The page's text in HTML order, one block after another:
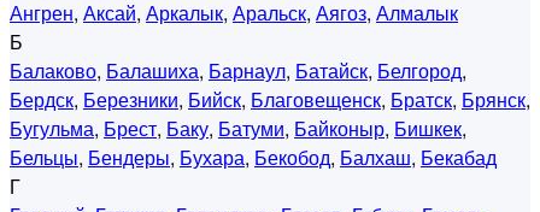
Ангрен, Аксай, Аркалык, Аральск, Аягоз, Алмалык
Б
Балаково, Балашиха, Барнаул, Батайск, Белгород,
Бердск, Березники, Бийск, Благовещенск, Братск, Брянск,
Бугульма, Брест, Баку, Батуми, Байконыр, Бишкек,
Бельцы, Бендеры, Бухара, Бекобод, Балхаш, Бекабад
Г